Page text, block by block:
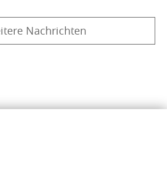
Nachrichten